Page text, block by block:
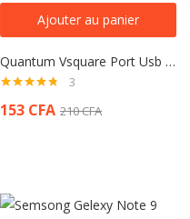
Ajouter au panier
Quantum Vsquare Port Usb Hub
sur 5
3
153 CFA 210CFA